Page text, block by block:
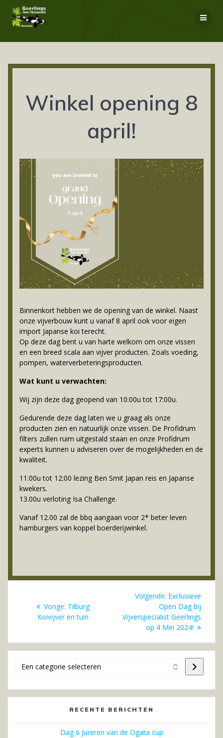
Winkel opening 8
april!
Binnenkort hebben we de opening van de winkel. Naast
onze vijverbouw kunt u vanaf 8 april ook voor eigen
import Japanse koi terecht.
Op deze dag bent u van harte welkom om onze vissen
en een breed scala aan vijver producten. Zoals voeding,
pompen, waterverbeteringsproducten.
Wat kunt u verwachten:
Wij zijn deze dag geopend van 10:00u tot 17:00u.
Gedurende deze dag laten we u graag als onze
producten zien en natuurlijk onze vissen. De Profidrum
filters zullen ruim uitgestald staan en onze Profidrum
experts kunnen u adviseren over de mogelijkheden en de
kwaliteit.
11:00u tot 12:00 lezing Ben Smit Japan reis en Japanse
kwekers.
13.00u verloting Isa Challenge.
Vanaf 12.00 zal de bbq aangaan voor 2* beter leven
hamburgers van koppel boerderijwinkel.
navigatie
Vorige: Vorig
bericht:
Tilburg
Koivijver en tuin
Volgende: Volgend
bericht:
Exclusieve
Open Dag bij
Vijverspecialist Geerlings
op 4 Mei 2024!
RECENTE BERICHTEN
Dag 6 Jureren van de Ogata cup